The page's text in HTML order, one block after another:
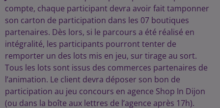
compte, chaque participant devra avoir fait tamponner
son carton de participation dans les 07 boutiques
partenaires. Dès lors, si le parcours a été réalisé en
intégralité, les participants pourront tenter de
remporter un des lots mis en jeu, sur tirage au sort.
Tous les lots sont issus des commerces partenaires de
l’animation. Le client devra déposer son bon de
participation au jeu concours en agence Shop In Dijon
(ou dans la boîte aux lettres de l’agence après 17h).